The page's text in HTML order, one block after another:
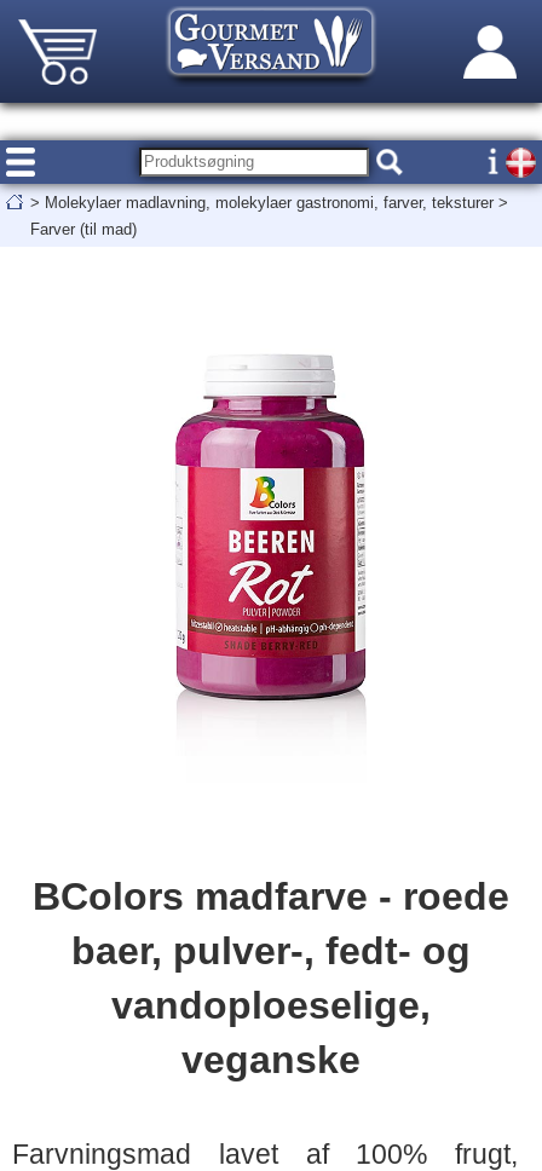
> Molekylaer madlavning, molekylaer gastronomi, farver, teksturer >
Farver (til mad)
BColors madfarve - roede
baer, pulver-, fedt- og
vandoploeselige,
veganske
Farvningsmad lavet af 100% frugt,